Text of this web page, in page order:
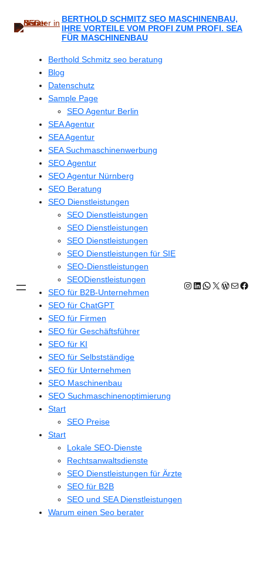
springen
BERTHOLD SCHMITZ SEO MASCHINENBAU,
IHRE VORTEILE VOM PROFI ZUM PROFI. SEA
FÜR MASCHINENBAU
Berthold Schmitz seo beratung
Blog
Datenschutz
Sample Page
SEO Agentur Berlin
SEA Agentur
SEA Agentur
SEA Suchmaschinenwerbung
SEO Agentur
SEO Agentur Nürnberg
SEO Beratung
SEO Dienstleistungen
SEO Dienstleistungen
SEO Dienstleistungen
SEO Dienstleistungen
SEO Dienstleistungen für SIE
SEO-Dienstleistungen
SEODienstleistungen
SEO für B2B-Unternehmen
SEO für ChatGPT
SEO für Firmen
SEO für Geschäftsführer
SEO für KI
SEO für Selbstständige
SEO für Unternehmen
SEO Maschinenbau
SEO Suchmaschinenoptimierung
Start
SEO Preise
Start
Lokale SEO-Dienste
Rechtsanwaltsdienste
SEO Dienstleistungen für Ärzte
SEO für B2B
SEO und SEA Dienstleistungen
Warum einen Seo berater
Instagram
LinkedIn
WhatsApp
X E-Mail